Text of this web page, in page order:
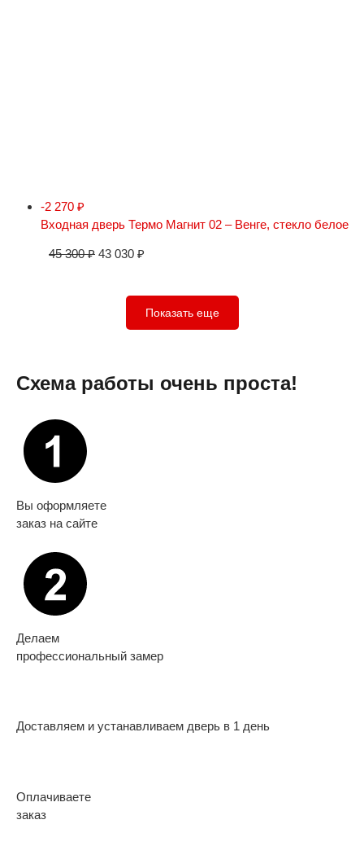
-2 270 ₽
Входная дверь Термо Магнит 02 – Венге, стекло белое
45 300₽ 43 030 ₽
Показать еще
Схема работы очень проста!
Вы оформляете
заказ на сайте
Делаем
профессиональный замер
Доставляем и устанавливаем дверь в 1 день
Оплачиваете
заказ